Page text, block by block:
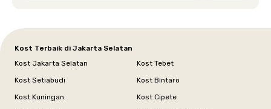
Kost Terbaik di Jakarta Selatan
Kost Jakarta Selatan
Kost Tebet
Kost Setiabudi
Kost Bintaro
Kost Kuningan
Kost Cipete